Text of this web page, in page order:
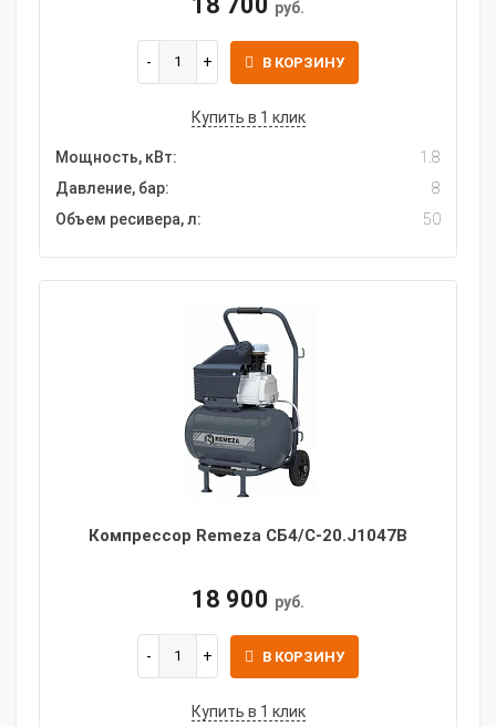
руб.
В КОРЗИНУ
Купить в 1 клик
Мощность, кВт:
1.8
Давление, бар:
8
Объем ресивера, л:
50
Компрессор Remeza СБ4/С-20.J1047B
18 900 руб.
В КОРЗИНУ
Купить в 1 клик